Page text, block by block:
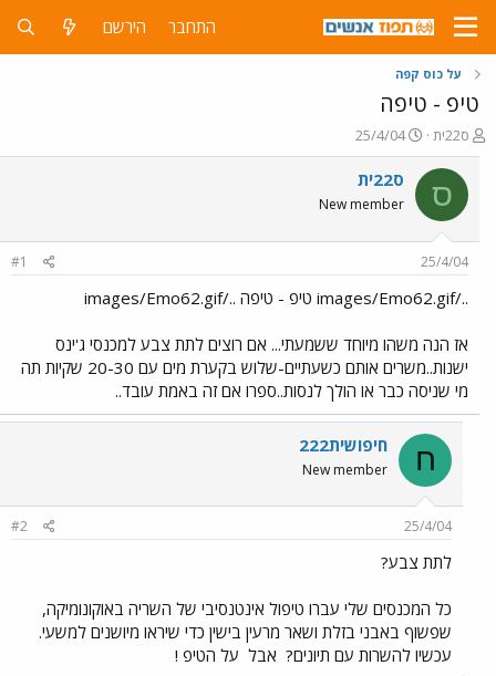
התחבר הירשם
על כוס קפה
טיפ - טיפה
פ
ו
ת
ח
ה
ש
ס22ית
פ
ו
ר
ם
ר
25/4/04
ס ס22ית
New member
25/4/04
#1
../images/Emo62.gif טיפ - טיפה ../images/Emo62.gif
אז הנה משהו מיוחד ששמעתי... אם רוצים לתת צבע למכנסי ג'ינס
ישנות..משרים אותם כשעתיים-שלוש בקערת מים עם 20-30 שקיות תה
מי שניסה כבר או הולך לנסות..ספרו אם זה באמת עובד..
ח חיפושית222
New member
25/4/04
#2
לתת צבע?
כל המכנסים שלי עברו טיפול אינטנסיבי של השריה באוקונומיקה,
שפשוף באבני בזלת ושאר מרעין בישין כדי שיראו מיושנים למשעי.
עכשיו להשרות עם תיונים? אבל על הטיפ !